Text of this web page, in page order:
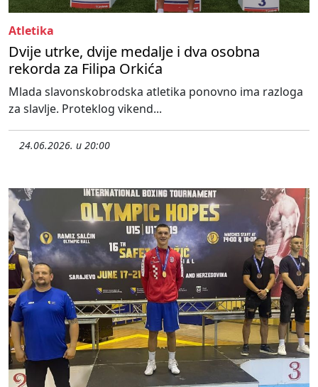
Atletika
Dvije utrke, dvije medalje i dva osobna
rekorda za Filipa Orkića
Mlada slavonskobrodska atletika ponovno ima razloga
za slavlje. Proteklog vikend...
24.06.2026. u 20:00